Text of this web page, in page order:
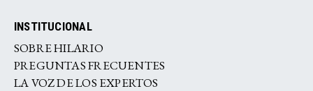
INSTITUCIONAL
SOBRE HILARIO
PREGUNTAS FRECUENTES
LA VOZ DE LOS EXPERTOS